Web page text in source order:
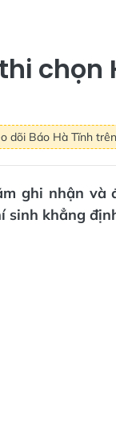
chọn
dõi Báo Hà Tĩnh trên
ghi nhận và
sinh khẳng